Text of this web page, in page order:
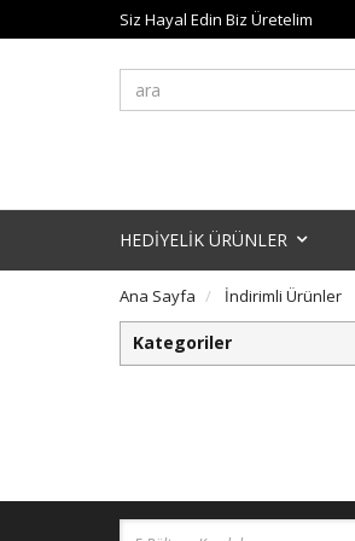
Siz Hayal Edin Biz Üretelim
HEDİYELİK ÜRÜNLER
Ana Sayfa İndirimli Ürünler
Kategoriler